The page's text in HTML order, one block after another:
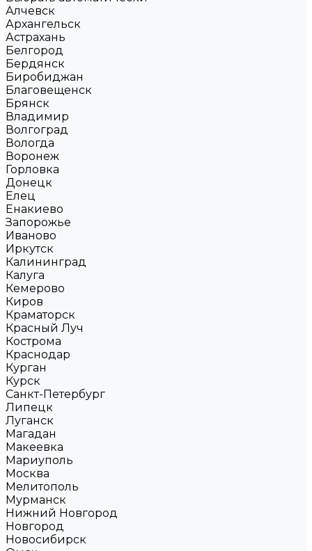
Алчевск
Архангельск
Астрахань
Белгород
Бердянск
Биробиджан
Благовещенск
Брянск
Владимир
Волгоград
Вологда
Воронеж
Горловка
Донецк
Елец
Енакиево
Запорожье
Иваново
Иркутск
Калининград
Калуга
Кемерово
Киров
Краматорск
Красный Луч
Кострома
Краснодар
Курган
Курск
Санкт-Петербург
Липецк
Луганск
Магадан
Макеевка
Мариуполь
Москва
Мелитополь
Мурманск
Нижний Новгород
Новгород
Новосибирск